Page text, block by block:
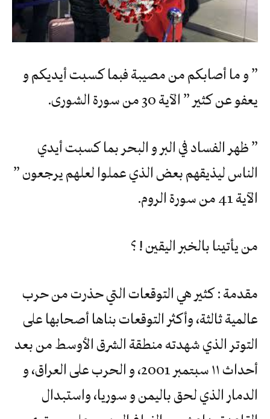
” و ما أصابكم من مصيبة فبما كسبت أيديكم و
يعفو عن كثير ” الآية 30 من سورة الشورى.
” ظهر الفساد في البر و البحر بما كسبت أيدي
الناس ليذيقهم بعض الذي عملوا لعلهم يرجعون ”
الآية 41 من سورة الروم.
من يأتينا بالخبر اليقين ! ؟
مقدمة : كثير هي التوقعات التي حذرت من حرب
عالمية ثالثة، وأكثر التوقعات بناها أصحابها على
التوتر الذي شهدته منطقة الشرق الأوسط من بعد
أحداث ١١ سبتمبر 2001، و الحرب على العراق، و
الدمار الذي لحق باليمن و سوريا، واستبدال